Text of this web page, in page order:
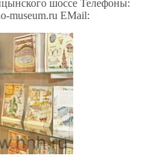
шоссе Телефоны:
museum.ru EMail: